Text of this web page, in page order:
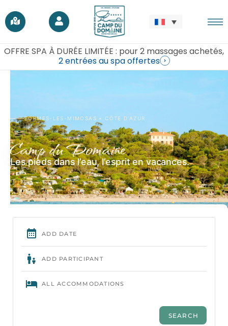
OFFRE SPA À DURÉE LIMITÉE : pour 2 massages achetés,
2 entrées au spa offertes
BORMES-LES-MIMOSAS • CÔTE D’AZUR
Camp du Domaine
Les pieds dans l’eau, l’esprit en vacances.